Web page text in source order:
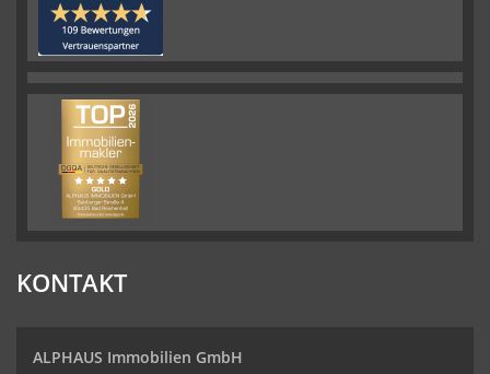
KONTAKT
ALPHAUS Immobilien GmbH